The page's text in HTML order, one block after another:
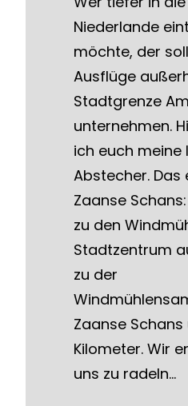
Niederlande
möchte, der
Ausflüge
Stadtgrenze
unternehmen.
ich euch meine
Abstecher.
Zaanse
zu den
Stadtzentrum
zu der
Zaanse
Kilometer. Wir
uns zu radeln…